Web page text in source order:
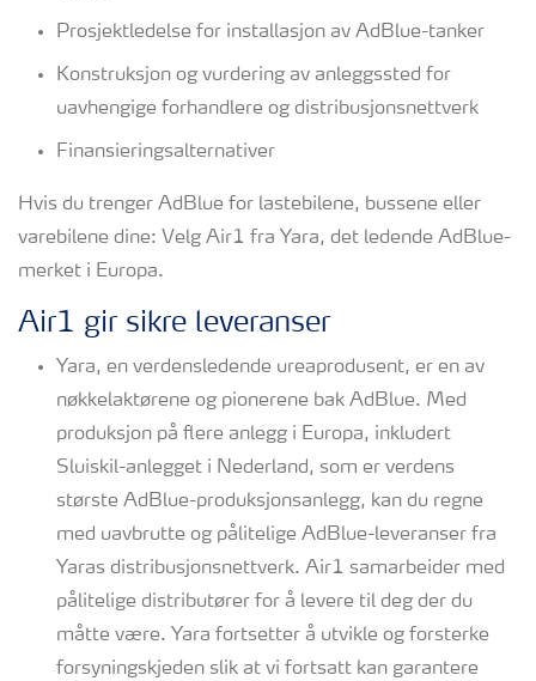
Prosjektledelse for installasjon av AdBlue-tanker
Konstruksjon og vurdering av anleggssted for
uavhengige forhandlere og distribusjonsnettverk
Finansieringsalternativer
Hvis du trenger AdBlue for lastebilene, bussene eller
varebilene dine: Velg Air1 fra Yara, det ledende AdBlue-
merket i Europa.
Air1 gir sikre leveranser
Yara, en verdensledende ureaprodusent, er en av
nøkkelaktørene og pionerene bak AdBlue. Med
produksjon på flere anlegg i Europa, inkludert
Sluiskil-anlegget i Nederland, som er verdens
største AdBlue-produksjonsanlegg, kan du regne
med uavbrutte og pålitelige AdBlue-leveranser fra
Yaras distribusjonsnettverk. Air1 samarbeider med
pålitelige distributører for å levere til deg der du
måtte være. Yara fortsetter å utvikle og forsterke
forsyningskjeden slik at vi fortsatt kan garantere